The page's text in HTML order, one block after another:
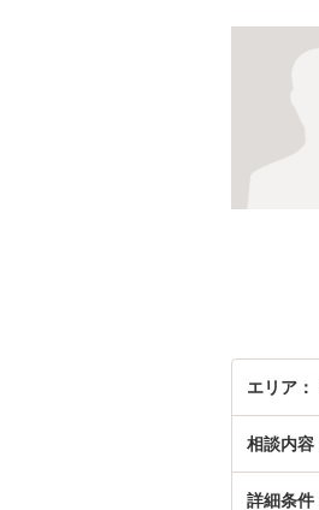
エリア
相談内容
詳細条件